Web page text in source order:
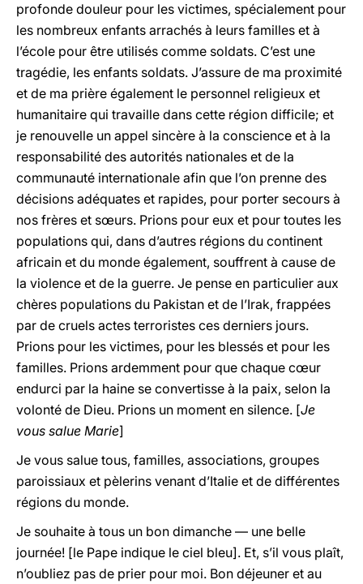
profonde douleur pour les victimes, spécialement pour
les nombreux enfants arrachés à leurs familles et à
l’école pour être utilisés comme soldats. C’est une
tragédie, les enfants soldats. J’assure de ma proximité
et de ma prière également le personnel religieux et
humanitaire qui travaille dans cette région difficile; et
je renouvelle un appel sincère à la conscience et à la
responsabilité des autorités nationales et de la
communauté internationale afin que l’on prenne des
décisions adéquates et rapides, pour porter secours à
nos frères et sœurs. Prions pour eux et pour toutes les
populations qui, dans d’autres régions du continent
africain et du monde également, souffrent à cause de
la violence et de la guerre. Je pense en particulier aux
chères populations du Pakistan et de l’Irak, frappées
par de cruels actes terroristes ces derniers jours.
Prions pour les victimes, pour les blessés et pour les
familles. Prions ardemment pour que chaque cœur
endurci par la haine se convertisse à la paix, selon la
volonté de Dieu. Prions un moment en silence. [Je
vous salue Marie]
Je vous salue tous, familles, associations, groupes
paroissiaux et pèlerins venant d’Italie et de différentes
régions du monde.
Je souhaite à tous un bon dimanche — une belle
journée! [le Pape indique le ciel bleu]. Et, s’il vous plaît,
n’oubliez pas de prier pour moi. Bon déjeuner et au